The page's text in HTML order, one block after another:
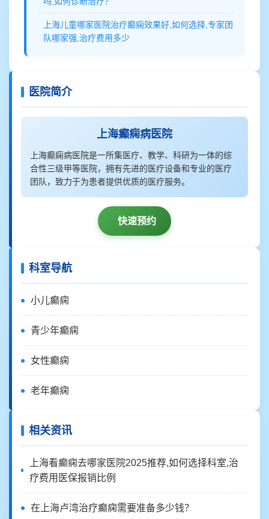
上海儿童哪家医院治疗癫痫效果好,如何选择,专家团
队哪家强,治疗费用多少
医院简介
上海癫痫病医院
上海癫痫病医院是一所集医疗、教学、科研为一体的综
合性三级甲等医院，拥有先进的医疗设备和专业的医疗
团队，致力于为患者提供优质的医疗服务。
快速预约
科室导航
小儿癫痫
青少年癫痫
女性癫痫
老年癫痫
相关资讯
上海看癫痫去哪家医院2025推荐,如何选择科室,治
疗费用医保报销比例
在上海卢湾治疗癫痫需要准备多少钱？